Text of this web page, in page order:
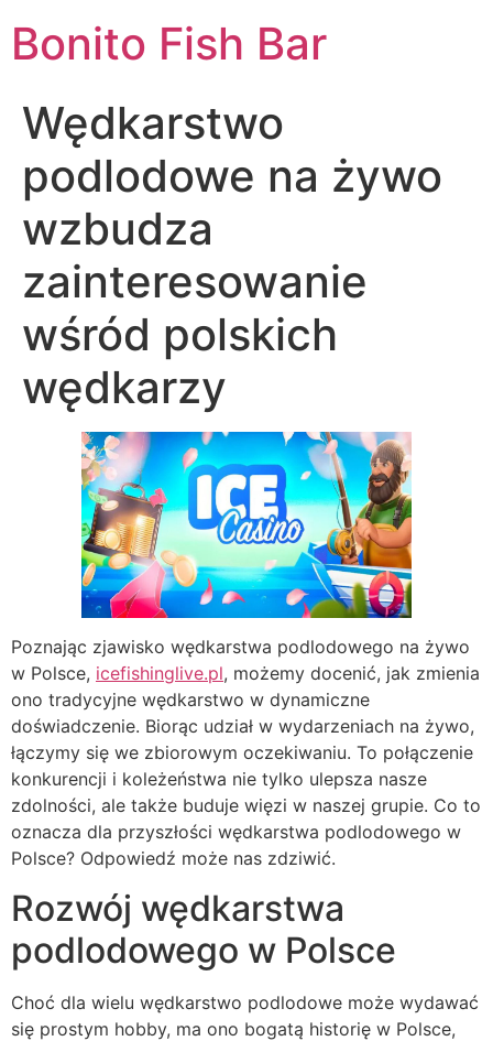
content
Bonito Fish Bar
Wędkarstwo
podlodowe na żywo
wzbudza
zainteresowanie
wśród polskich
wędkarzy
Poznając zjawisko wędkarstwa podlodowego na żywo
w Polsce, icefishinglive.pl, możemy docenić, jak zmienia
ono tradycyjne wędkarstwo w dynamiczne
doświadczenie. Biorąc udział w wydarzeniach na żywo,
łączymy się we zbiorowym oczekiwaniu. To połączenie
konkurencji i koleżeństwa nie tylko ulepsza nasze
zdolności, ale także buduje więzi w naszej grupie. Co to
oznacza dla przyszłości wędkarstwa podlodowego w
Polsce? Odpowiedź może nas zdziwić.
Rozwój wędkarstwa
podlodowego w Polsce
Choć dla wielu wędkarstwo podlodowe może wydawać
się prostym hobby, ma ono bogatą historię w Polsce,